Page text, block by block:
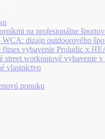
na profesionálne
WCA: dizajn outdoorového
fitnes vybavenie Proludic x
street workoutové vybavenie v
vlastníctvo
ponuku